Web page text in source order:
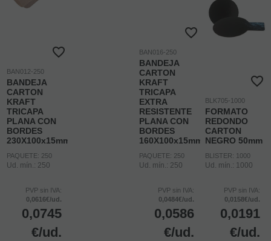
BAN012-250
BANDEJA
CARTON
KRAFT
TRICAPA
PLANA CON
BORDES
230X100x15mm
PAQUETE: 250
Ud. mín.: 250
PVP sin IVA:
0,0616€/ud.
0,0745
€/ud.
BAN016-250
BANDEJA
CARTON
KRAFT
TRICAPA
EXTRA
RESISTENTE
PLANA CON
BORDES
160X100x15mm
PAQUETE: 250
Ud. mín.: 250
PVP sin IVA:
0,0484€/ud.
0,0586
€/ud.
BLK705-1000
FORMATO
REDONDO
CARTON
NEGRO 50mm
BLISTER: 1000
Ud. mín.: 1000
PVP sin IVA:
0,0158€/ud.
0,0191
€/ud.